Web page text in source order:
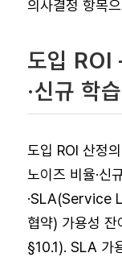
의사결정 항목
도입
·신규 학
도입 ROI 산정
노이즈 비율·신
·SLA(Service
협약) 가용성 잔
§10.1). SLA 가